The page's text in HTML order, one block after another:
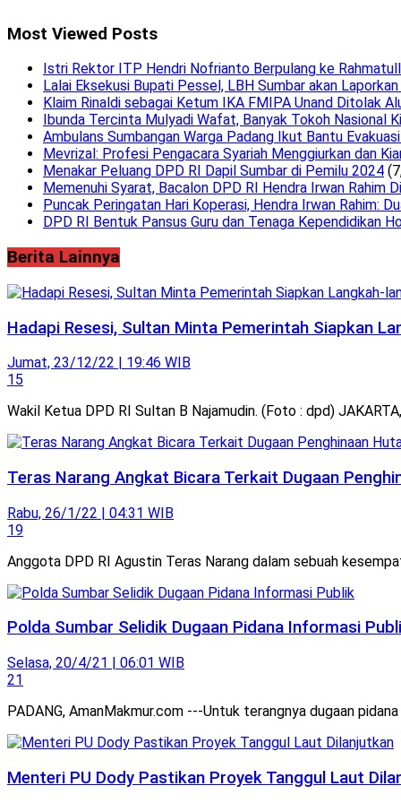
Most Viewed Posts
Istri Rektor ITP Hendri Nofrianto Berpulang ke
Lalai Eksekusi Bupati Pessel, LBH Sumbar akan
Klaim Rinaldi sebagai Ketum IKA FMIPA Unand Ditolak
Ibunda Tercinta Mulyadi Wafat, Banyak Tokoh Nasional
Ambulans Sumbangan Warga Padang Ikut Bantu
Mevrizal: Profesi Pengacara Syariah Menggiurkan dan
Menakar Peluang DPD RI Dapil Sumbar di Pemilu 2024
Memenuhi Syarat, Bacalon DPD RI Hendra Irwan Rahim
Puncak Peringatan Hari Koperasi, Hendra Irwan Rahim:
DPD RI Bentuk Pansus Guru dan Tenaga Kependidikan
Berita Lainnya
Hadapi Resesi, Sultan Minta Pemerintah Siapkan
Jumat, 23/12/22 | 19:46 WIB
15
Wakil Ketua DPD RI Sultan B Najamudin. (Foto : dpd)
Teras Narang Angkat Bicara Terkait Dugaan
Rabu, 26/1/22 | 04:31 WIB
19
Anggota DPD RI Agustin Teras Narang dalam sebuah
Polda Sumbar Selidik Dugaan Pidana Informasi
Selasa, 20/4/21 | 06:01 WIB
21
PADANG, AmanMakmur.com ---Untuk terangnya dugaan
Menteri PU Dody Pastikan Proyek Tanggul Laut